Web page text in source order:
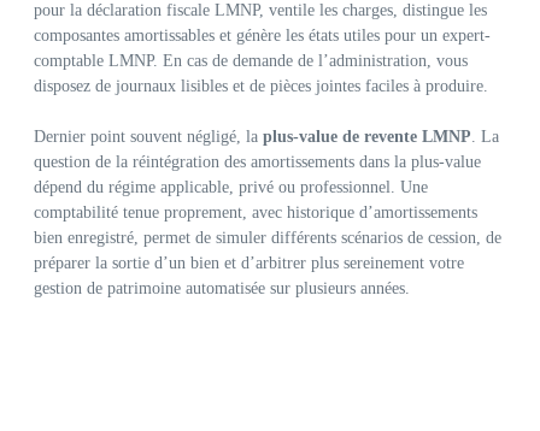
pour la déclaration fiscale LMNP, ventile les charges, distingue les
composantes amortissables et génère les états utiles pour un expert-
comptable LMNP. En cas de demande de l’administration, vous
disposez de journaux lisibles et de pièces jointes faciles à produire.
Dernier point souvent négligé, la plus-value de revente LMNP. La
question de la réintégration des amortissements dans la plus-value
dépend du régime applicable, privé ou professionnel. Une
comptabilité tenue proprement, avec historique d’amortissements
bien enregistré, permet de simuler différents scénarios de cession, de
préparer la sortie d’un bien et d’arbitrer plus sereinement votre
gestion de patrimoine automatisée sur plusieurs années.